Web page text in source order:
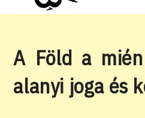
A Föld a
alanyi joga és